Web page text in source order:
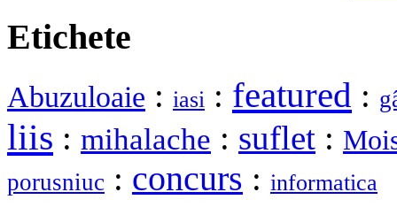
Etichete
Abuzuloaie : iasi : featured :
liis : mihalache : suflet :
porusniuc : concurs : informatica